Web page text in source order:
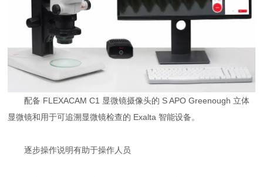
配备 FLEXACAM C1 显微镜摄像头的 S APO Greenough 立体
显微镜和用于可追溯显微镜检查的 Exalta 智能设备。
逐步操作说明有助于操作人员